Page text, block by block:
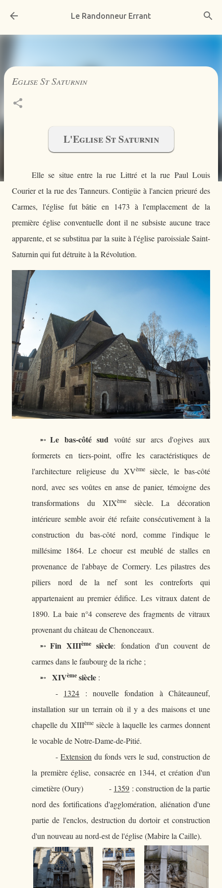
Accéder au contenu principal
Le Randonneur Errant
Eglise St Saturnin
L'Eglise St Saturnin
Elle se situe entre la rue Littré et la rue Paul Louis
Courier et la rue des Tanneurs. Contigüe à l'ancien prieuré des
Carmes, l'église fut bâtie en 1473 à l'emplacement de la
première église conventuelle dont il ne subsiste aucune trace
apparente, et se substitua par la suite à l'église paroissiale Saint-
Saturnin qui fut détruite à la Révolution.
➵ Le bas-côté sud voûté sur arcs d'ogives aux
formerets en tiers-point, offre les caractéristiques de
l'architecture religieuse du XVèmesiècle, le bas-côté
nord, avec ses voûtes en anse de panier, témoigne des
transformations du XIXème
siècle. La décoration
intérieure semble avoir été refaite consécutivement à la
construction du bas-côté nord, comme l'indique le
millésime 1864. Le choeur est meublé de stalles en
provenance de l'abbaye de Cormery. Les pilastres des
piliers nord de la nef sont les contreforts qui
appartenaient au premier édifice. Les vitraux datent de
1890. La baie n°4 consereve des fragments de vitraux
provenant du château de Chenonceaux.
➵ Fin XIIIème siècle: fondation d'un couvent de
carmes dans le faubourg de la riche ;
➵ XIVème siècle :
- 1324 : nouvelle fondation à Châteauneuf,
installation sur un terrain où il y a des maisons et une
chapelle du XIIIèmesiècle à laquelle les carmes donnent
le vocable de Notre-Dame-de-Pitié.
- Extension du fonds vers le sud, construction de
la première église, consacrée en 1344, et création d'un
cimetière (Oury) - 1359 : construction de la partie
nord des fortifications d'agglomération, aliénation d'une
partie de l'enclos, destruction du dortoir et construction
d'un nouveau au nord-est de l'église (Mabire la Caille).